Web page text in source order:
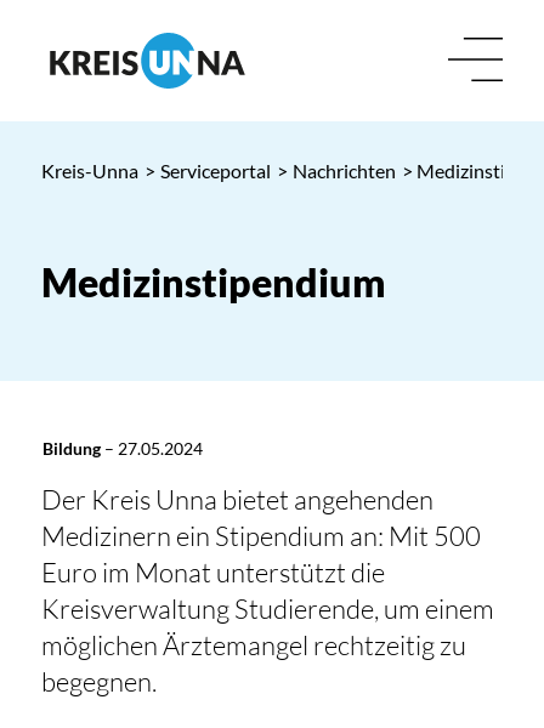
Kreis-Unna > Serviceportal > Nachrichten >
Medizinstipendium
Bildung– 27.05.2024
Der Kreis Unna bietet angehenden
Medizinern ein Stipendium an: Mit 500
Euro im Monat unterstützt die
Kreisverwaltung Studierende, um einem
möglichen Ärztemangel rechtzeitig zu
begegnen.